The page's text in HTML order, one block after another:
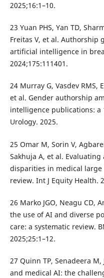
2025;16:1–10.
23 Yuan PHS, Yan TD,
Freitas V, et al. Authorship
artificial intelligence in
2024;175:111401.
24 Murray G, Vasdev RMS,
et al. Gender authorship
intelligence publications: a
Urology. 2025.
25 Omar M, Sorin V,
Sakhuja A, et al.
disparities in medical large
review. Int J Equity Health.
26 Marko JGO, Neagu CD,
the use of AI and diverse
care: a systematic review.
2025;25:1–12.
27 Quinn TP, Senadeera M,
and medical AI: the